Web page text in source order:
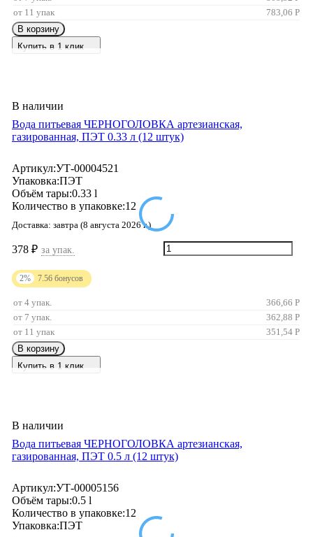
от 11 упак
783,06 Р
В корзину
Купить в 1 клик
В наличии
Вода питьевая ЧЕРНОГОЛОВКА артезианская,
газированная, ПЭТ 0.33 л (12 штук)
Артикул:УТ-00004521
Упаковка:ПЭТ
Объём тары:0.33 l
Количество в упаковке:12
Доставка: завтра (8 августа 2026 г.)
378 ₽ за упак.
2% 7.56 бонусов
от 4 упак. 366,66 Р
от 7 упак.
362,88 Р
от 11 упак
351,54 Р
В корзину
Купить в 1 клик
В наличии
Вода питьевая ЧЕРНОГОЛОВКА артезианская,
газированная, ПЭТ 0.5 л (12 штук)
Артикул:УТ-00005156
Объём тары:0.5 l
Количество в упаковке:12
Упаковка:ПЭТ